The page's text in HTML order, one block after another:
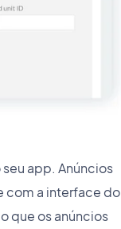
app. Anúncios
com a interface do
que os anúncios